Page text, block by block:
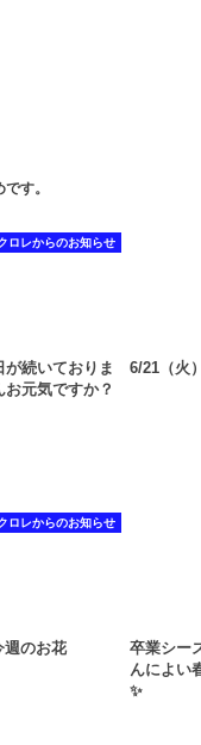
す。
ロレからのお知らせ
が続いておりま
元気ですか？
6/21（火
ロレからのお知らせ
週のお花
卒業シー
んによい
✨